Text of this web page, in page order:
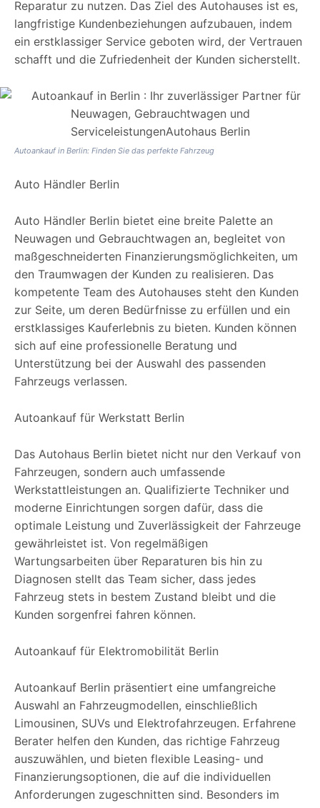
Reparatur zu nutzen. Das Ziel des Autohauses ist es,
langfristige Kundenbeziehungen aufzubauen, indem
ein erstklassiger Service geboten wird, der Vertrauen
schafft und die Zufriedenheit der Kunden sicherstellt.
Autoankauf in Berlin: Finden Sie das perfekte Fahrzeug
Auto Händler Berlin
Auto Händler Berlin bietet eine breite Palette an
Neuwagen und Gebrauchtwagen an, begleitet von
maßgeschneiderten Finanzierungsmöglichkeiten, um
den Traumwagen der Kunden zu realisieren. Das
kompetente Team des Autohauses steht den Kunden
zur Seite, um deren Bedürfnisse zu erfüllen und ein
erstklassiges Kauferlebnis zu bieten. Kunden können
sich auf eine professionelle Beratung und
Unterstützung bei der Auswahl des passenden
Fahrzeugs verlassen.
Autoankauf für Werkstatt Berlin
Das Autohaus Berlin bietet nicht nur den Verkauf von
Fahrzeugen, sondern auch umfassende
Werkstattleistungen an. Qualifizierte Techniker und
moderne Einrichtungen sorgen dafür, dass die
optimale Leistung und Zuverlässigkeit der Fahrzeuge
gewährleistet ist. Von regelmäßigen
Wartungsarbeiten über Reparaturen bis hin zu
Diagnosen stellt das Team sicher, dass jedes
Fahrzeug stets in bestem Zustand bleibt und die
Kunden sorgenfrei fahren können.
Autoankauf für Elektromobilität Berlin
Autoankauf Berlin präsentiert eine umfangreiche
Auswahl an Fahrzeugmodellen, einschließlich
Limousinen, SUVs und Elektrofahrzeugen. Erfahrene
Berater helfen den Kunden, das richtige Fahrzeug
auszuwählen, und bieten flexible Leasing- und
Finanzierungsoptionen, die auf die individuellen
Anforderungen zugeschnitten sind. Besonders im